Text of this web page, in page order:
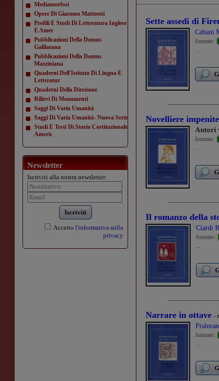
Mediamorfosi
Opere Di Giacomo Matteotti
Profili E Studi Di Letteratura Inglese
E Amer
Pubblicazioni Della Domus
Galilaeana
Pubblicazioni Della Domus
Mazziniana
Quaderni Dell'Istituto Di Lingua E
Letteratur
Quaderni Della Direzione
Rilievi Di Monumenti
Saggi Di Varia Umanità
Saggi Di Varia Umanità- Nuova Serie
Studi E Testi Di Storia Costituzionale
Americ
Newsletter
Iscriviti alla nostra newsletter:
Iscriviti
Accetto l'informativa sulla
privacy
Sette assedi di
Cabani
formato:
...
Novelliere
Autori
formato:
...
Il romanzo della
Ciardi
formato:
...
Narrare in ottave -
formato:
...